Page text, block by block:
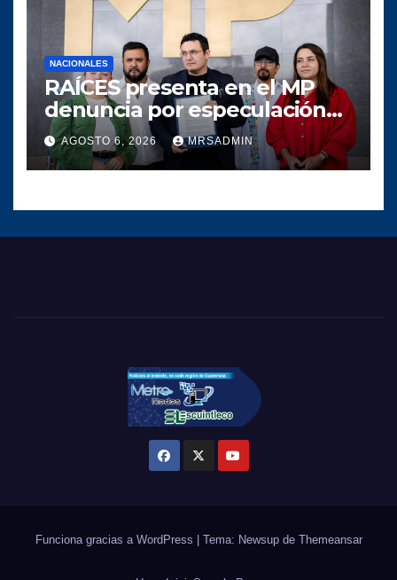
NACIONALES
RAÍCES presenta en el MP
denuncia por especulación
en los precios de
combustible
AGOSTO 6, 2026 MRSADMIN
Funciona gracias a WordPress Tema: Newsup de Themeansar